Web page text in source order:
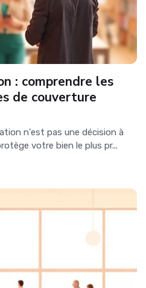
: comprendre les
de couverture
n'est pas une décision à
votre bien le plus pr...